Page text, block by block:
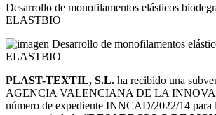
Desarrollo de monofilamentos elásticos
ELASTBIO
PLAST-TEXTIL, S.L. ha recibido una
AGENCIA VALENCIANA DE LA
número de expediente INNCAD/2022/14 para